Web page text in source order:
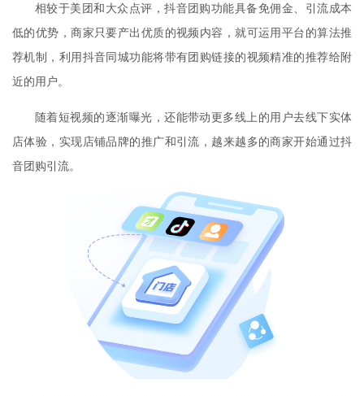
相较于美团和大众点评，抖音团购功能具备免佣金、引流成本
低的优势，商家只要产出优质的视频内容，就可运用平台的算法推
荐机制，利用抖音同城功能将带有团购链接的视频精准的推荐给附
近的用户。
随着短视频的逐渐曝光，还能带动更多线上的用户去线下实体
店体验，实现店铺品牌的推广和引流，越来越多的商家开始通过抖
音团购引流。